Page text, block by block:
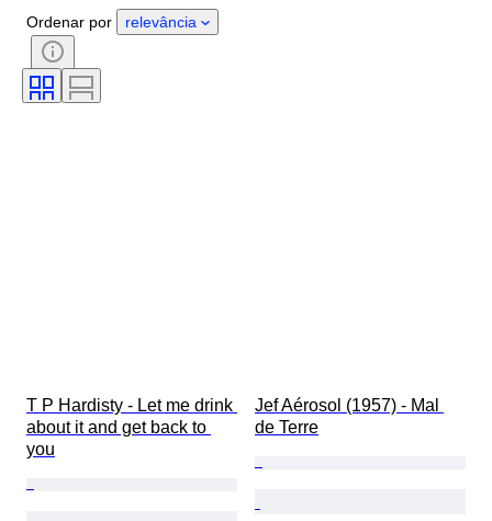
Vendido por
Ordenar por relevância
T P Hardisty - Let me drink
about it and get back to
you
Jef Aérosol (1957) - Mal
de Terre